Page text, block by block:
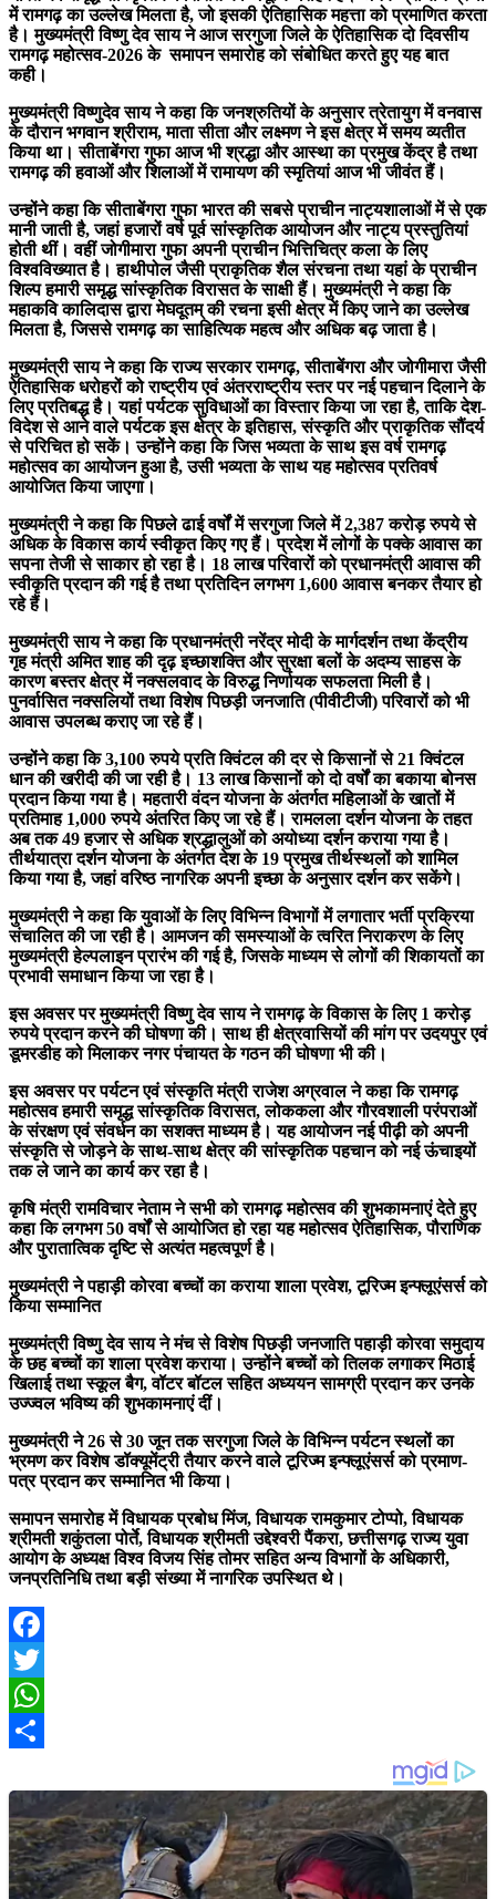
में रामगढ़ का उल्लेख मिलता है, जो इसकी ऐतिहासिक महत्ता को प्रमाणित करता
है। मुख्यमंत्री विष्णु देव साय ने आज सरगुजा जिले के ऐतिहासिक दो दिवसीय
रामगढ़ महोत्सव-2026 के समापन समारोह को संबोधित करते हुए यह बात
कही।
मुख्यमंत्री विष्णुदेव साय ने कहा कि जनश्रुतियों के अनुसार त्रेतायुग में वनवास
के दौरान भगवान श्रीराम, माता सीता और लक्ष्मण ने इस क्षेत्र में समय व्यतीत
किया था। सीताबेंगरा गुफा आज भी श्रद्धा और आस्था का प्रमुख केंद्र है तथा
रामगढ़ की हवाओं और शिलाओं में रामायण की स्मृतियां आज भी जीवंत हैं।
उन्होंने कहा कि सीताबेंगरा गुफा भारत की सबसे प्राचीन नाट्यशालाओं में से एक
मानी जाती है, जहां हजारों वर्ष पूर्व सांस्कृतिक आयोजन और नाट्य प्रस्तुतियां
होती थीं। वहीं जोगीमारा गुफा अपनी प्राचीन भित्तिचित्र कला के लिए
विश्वविख्यात है। हाथीपोल जैसी प्राकृतिक शैल संरचना तथा यहां के प्राचीन
शिल्प हमारी समृद्ध सांस्कृतिक विरासत के साक्षी हैं। मुख्यमंत्री ने कहा कि
महाकवि कालिदास द्वारा मेघदूतम् की रचना इसी क्षेत्र में किए जाने का उल्लेख
मिलता है, जिससे रामगढ़ का साहित्यिक महत्व और अधिक बढ़ जाता है।
मुख्यमंत्री साय ने कहा कि राज्य सरकार रामगढ़, सीताबेंगरा और जोगीमारा जैसी
ऐतिहासिक धरोहरों को राष्ट्रीय एवं अंतरराष्ट्रीय स्तर पर नई पहचान दिलाने के
लिए प्रतिबद्ध है। यहां पर्यटक सुविधाओं का विस्तार किया जा रहा है, ताकि देश-
विदेश से आने वाले पर्यटक इस क्षेत्र के इतिहास, संस्कृति और प्राकृतिक सौंदर्य
से परिचित हो सकें। उन्होंने कहा कि जिस भव्यता के साथ इस वर्ष रामगढ़
महोत्सव का आयोजन हुआ है, उसी भव्यता के साथ यह महोत्सव प्रतिवर्ष
आयोजित किया जाएगा।
मुख्यमंत्री ने कहा कि पिछले ढाई वर्षों में सरगुजा जिले में 2,387 करोड़ रुपये से
अधिक के विकास कार्य स्वीकृत किए गए हैं। प्रदेश में लोगों के पक्के आवास का
सपना तेजी से साकार हो रहा है। 18 लाख परिवारों को प्रधानमंत्री आवास की
स्वीकृति प्रदान की गई है तथा प्रतिदिन लगभग 1,600 आवास बनकर तैयार हो
रहे हैं।
मुख्यमंत्री साय ने कहा कि प्रधानमंत्री नरेंद्र मोदी के मार्गदर्शन तथा केंद्रीय
गृह मंत्री अमित शाह की दृढ़ इच्छाशक्ति और सुरक्षा बलों के अदम्य साहस के
कारण बस्तर क्षेत्र में नक्सलवाद के विरुद्ध निर्णायक सफलता मिली है।
पुनर्वासित नक्सलियों तथा विशेष पिछड़ी जनजाति (पीवीटीजी) परिवारों को भी
आवास उपलब्ध कराए जा रहे हैं।
उन्होंने कहा कि 3,100 रुपये प्रति क्विंटल की दर से किसानों से 21 क्विंटल
धान की खरीदी की जा रही है। 13 लाख किसानों को दो वर्षों का बकाया बोनस
प्रदान किया गया है। महतारी वंदन योजना के अंतर्गत महिलाओं के खातों में
प्रतिमाह 1,000 रुपये अंतरित किए जा रहे हैं। रामलला दर्शन योजना के तहत
अब तक 49 हजार से अधिक श्रद्धालुओं को अयोध्या दर्शन कराया गया है।
तीर्थयात्रा दर्शन योजना के अंतर्गत देश के 19 प्रमुख तीर्थस्थलों को शामिल
किया गया है, जहां वरिष्ठ नागरिक अपनी इच्छा के अनुसार दर्शन कर सकेंगे।
मुख्यमंत्री ने कहा कि युवाओं के लिए विभिन्न विभागों में लगातार भर्ती प्रक्रिया
संचालित की जा रही है। आमजन की समस्याओं के त्वरित निराकरण के लिए
मुख्यमंत्री हेल्पलाइन प्रारंभ की गई है, जिसके माध्यम से लोगों की शिकायतों का
प्रभावी समाधान किया जा रहा है।
इस अवसर पर मुख्यमंत्री विष्णु देव साय ने रामगढ़ के विकास के लिए 1 करोड़
रुपये प्रदान करने की घोषणा की। साथ ही क्षेत्रवासियों की मांग पर उदयपुर एवं
डूमरडीह को मिलाकर नगर पंचायत के गठन की घोषणा भी की।
इस अवसर पर पर्यटन एवं संस्कृति मंत्री राजेश अग्रवाल ने कहा कि रामगढ़
महोत्सव हमारी समृद्ध सांस्कृतिक विरासत, लोककला और गौरवशाली परंपराओं
के संरक्षण एवं संवर्धन का सशक्त माध्यम है। यह आयोजन नई पीढ़ी को अपनी
संस्कृति से जोड़ने के साथ-साथ क्षेत्र की सांस्कृतिक पहचान को नई ऊंचाइयों
तक ले जाने का कार्य कर रहा है।
कृषि मंत्री रामविचार नेताम ने सभी को रामगढ़ महोत्सव की शुभकामनाएं देते हुए
कहा कि लगभग 50 वर्षों से आयोजित हो रहा यह महोत्सव ऐतिहासिक, पौराणिक
और पुरातात्विक दृष्टि से अत्यंत महत्वपूर्ण है।
मुख्यमंत्री ने पहाड़ी कोरवा बच्चों का कराया शाला प्रवेश, टूरिज्म इन्फ्लूएंसर्स को
किया सम्मानित
मुख्यमंत्री विष्णु देव साय ने मंच से विशेष पिछड़ी जनजाति पहाड़ी कोरवा समुदाय
के छह बच्चों का शाला प्रवेश कराया। उन्होंने बच्चों को तिलक लगाकर मिठाई
खिलाई तथा स्कूल बैग, वॉटर बॉटल सहित अध्ययन सामग्री प्रदान कर उनके
उज्ज्वल भविष्य की शुभकामनाएं दीं।
मुख्यमंत्री ने 26 से 30 जून तक सरगुजा जिले के विभिन्न पर्यटन स्थलों का
भ्रमण कर विशेष डॉक्यूमेंट्री तैयार करने वाले टूरिज्म इन्फ्लूएंसर्स को प्रमाण-
पत्र प्रदान कर सम्मानित भी किया।
समापन समारोह में विधायक प्रबोध मिंज, विधायक रामकुमार टोप्पो, विधायक
श्रीमती शकुंतला पोर्ते, विधायक श्रीमती उद्देश्वरी पैंकरा, छत्तीसगढ़ राज्य युवा
आयोग के अध्यक्ष विश्व विजय सिंह तोमर सहित अन्य विभागों के अधिकारी,
जनप्रतिनिधि तथा बड़ी संख्या में नागरिक उपस्थित थे।
Facebook
Twitter
WhatsApp